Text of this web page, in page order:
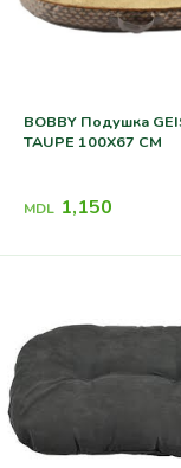
BOBBY Подушка
TAUPE 100X67 CM
MDL 1,150